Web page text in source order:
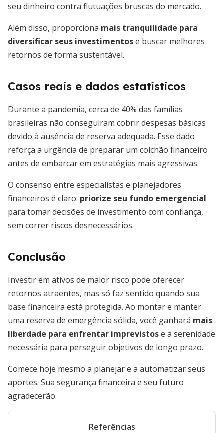
seu dinheiro contra flutuações bruscas do mercado.
Além disso, proporciona mais tranquilidade para
diversificar seus investimentose buscar melhores
retornos de forma sustentável.
Casos reais e dados estatísticos
Durante a pandemia, cerca de 40% das famílias
brasileiras não conseguiram cobrir despesas básicas
devido à ausência de reserva adequada. Esse dado
reforça a urgência de preparar um colchão financeiro
antes de embarcar em estratégias mais agressivas.
O consenso entre especialistas e planejadores
financeiros é claro: priorize seu fundo emergencial
para tomar decisões de investimento com confiança,
sem correr riscos desnecessários.
Conclusão
Investir em ativos de maior risco pode oferecer
retornos atraentes, mas só faz sentido quando sua
base financeira está protegida. Ao montar e manter
uma reserva de emergência sólida, você ganhará mais
liberdade para enfrentar imprevistose a serenidade
necessária para perseguir objetivos de longo prazo.
Comece hoje mesmo a planejar e a automatizar seus
aportes. Sua segurança financeira e seu futuro
agradecerão.
Referências